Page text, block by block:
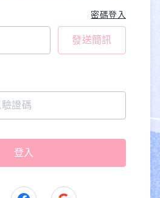
密碼登入
發送簡訊